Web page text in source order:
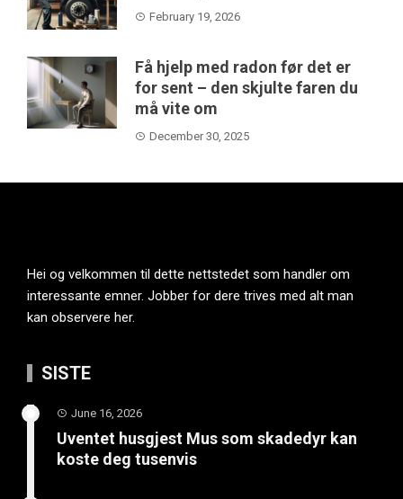
February 19, 2026
Få hjelp med radon før det er
for sent – den skjulte faren du
må vite om
December 30, 2025
Hei og velkommen til dette nettstedet som handler om
interessante emner. Jobber for dere trives med alt man
kan observere her.
SISTE
June 16, 2026
Uventet husgjest Mus som skadedyr kan
koste deg tusenvis